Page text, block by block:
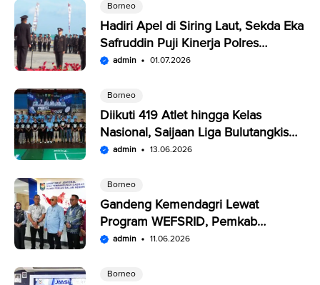
Borneo
Hadiri Apel di Siring Laut, Sekda Eka
Safruddin Puji Kinerja Polres
Kotabaru
admin 01.07.2026
Borneo
Diikuti 419 Atlet hingga Kelas
Nasional, Saijaan Liga Bulutangkis
Memperebutkan Rp109,5 Juta
admin 13.06.2026
Borneo
Gandeng Kemendagri Lewat
Program WEFSRID, Pemkab
Kotabaru Targetkan Petani Panen 3
admin 11.06.2026
Borneo